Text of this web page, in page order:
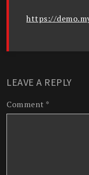
https://
LEAVE A REPLY
Comment *